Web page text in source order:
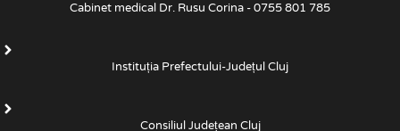
Cabinet medical Dr. Rusu Corina - 0755 801 785
Instituția Prefectului-Județul Cluj
Consiliul Județean Cluj